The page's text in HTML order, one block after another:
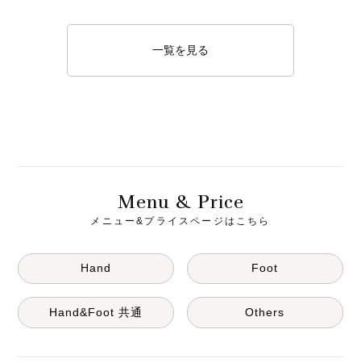
一覧を見る
Menu & Price
メニュー&プライスページはこちら
Hand Foot
Hand&Foot 共通 Others